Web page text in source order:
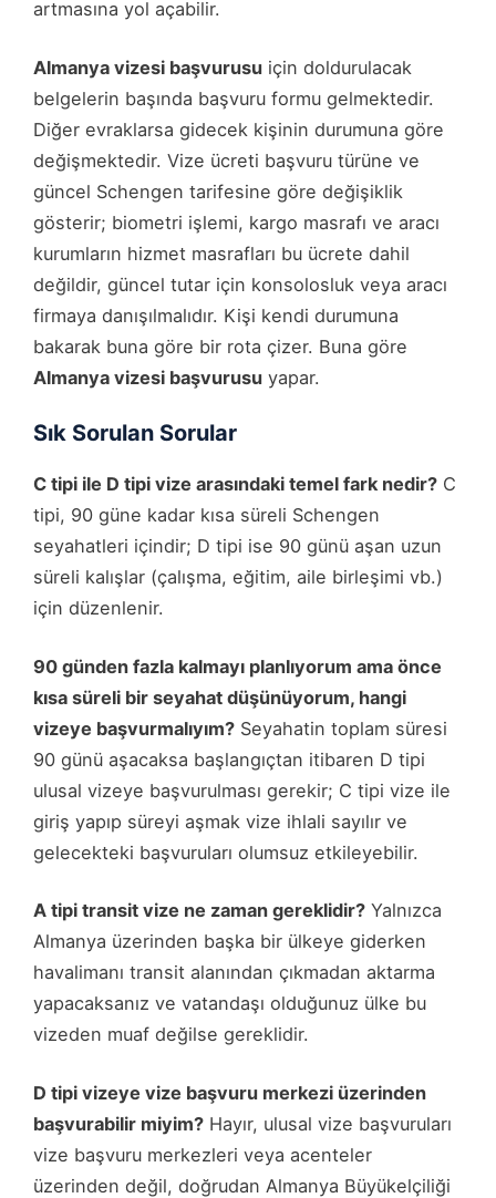
artmasına yol açabilir.
Almanya vizesi başvurusu için doldurulacak
belgelerin başında başvuru formu gelmektedir.
Diğer evraklarsa gidecek kişinin durumuna göre
değişmektedir. Vize ücreti başvuru türüne ve
güncel Schengen tarifesine göre değişiklik
gösterir; biometri işlemi, kargo masrafı ve aracı
kurumların hizmet masrafları bu ücrete dahil
değildir, güncel tutar için konsolosluk veya aracı
firmaya danışılmalıdır. Kişi kendi durumuna
bakarak buna göre bir rota çizer. Buna göre
Almanya vizesi başvurusu yapar.
Sık Sorulan Sorular
C tipi ile D tipi vize arasındaki temel fark nedir? C
tipi, 90 güne kadar kısa süreli Schengen
seyahatleri içindir; D tipi ise 90 günü aşan uzun
süreli kalışlar (çalışma, eğitim, aile birleşimi vb.)
için düzenlenir.
90 günden fazla kalmayı planlıyorum ama önce
kısa süreli bir seyahat düşünüyorum, hangi
vizeye başvurmalıyım? Seyahatin toplam süresi
90 günü aşacaksa başlangıçtan itibaren D tipi
ulusal vizeye başvurulması gerekir; C tipi vize ile
giriş yapıp süreyi aşmak vize ihlali sayılır ve
gelecekteki başvuruları olumsuz etkileyebilir.
A tipi transit vize ne zaman gereklidir? Yalnızca
Almanya üzerinden başka bir ülkeye giderken
havalimanı transit alanından çıkmadan aktarma
yapacaksanız ve vatandaşı olduğunuz ülke bu
vizeden muaf değilse gereklidir.
D tipi vizeye vize başvuru merkezi üzerinden
başvurabilir miyim? Hayır, ulusal vize başvuruları
vize başvuru merkezleri veya acenteler
üzerinden değil, doğrudan Almanya Büyükelçiliği